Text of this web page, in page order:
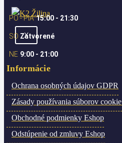
X
PO - PIA 15:00 - 21:30
SO Zatvorené
NE 9:00 - 21:00
Informácie
Ochrana osobných údajov GDPR
Zásady používania súborov cookie
Obchodné podmienky Eshop
Odstúpenie od zmluvy Eshop